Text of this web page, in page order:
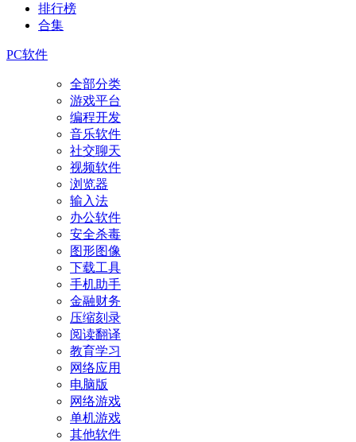
排行榜
合集
PC软件
全部分类
游戏平台
编程开发
音乐软件
社交聊天
视频软件
浏览器
输入法
办公软件
安全杀毒
图形图像
下载工具
手机助手
金融财务
压缩刻录
阅读翻译
教育学习
网络应用
电脑版
网络游戏
单机游戏
其他软件